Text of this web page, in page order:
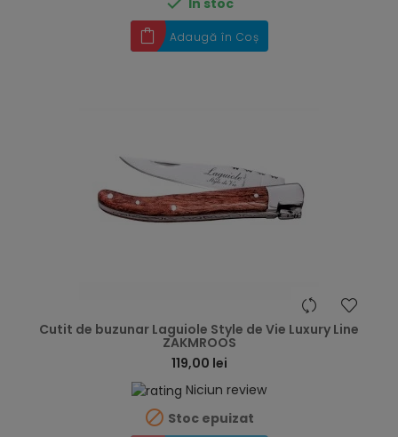
Adaugă în Coș
Cutit de buzunar Laguiole Style de Vie Luxury Line
ZAKMROOS
119,00 lei
Niciun review
 Stoc epuizat